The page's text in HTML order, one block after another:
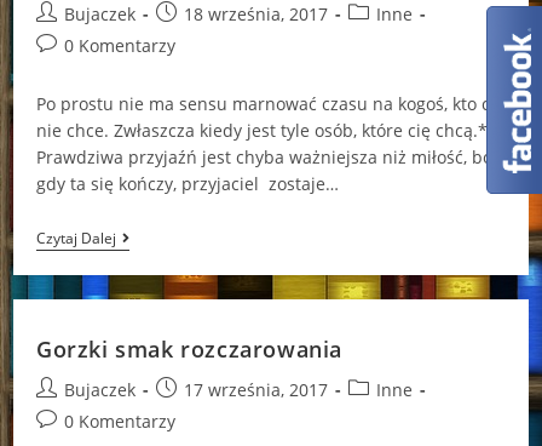
Post
author:
Bujaczek
Post
published:
18 września, 2017
PostInne
Post0 Komentarzy
Po prostu nie ma sensu marnować czasu na kogoś, kto cię
nie chce. Zwłaszcza kiedy jest tyle osób, które cię chcą.*
Prawdziwa przyjaźń jest chyba ważniejsza niż miłość, bo
gdy ta się kończy, przyjaciel zostaje…
Czytaj DalejWarto
Naprawiać
Błędy
Gorzki smak rozczarowania
Post
author:
Bujaczek
Post
published:
17 września, 2017
PostInne
Post0 Komentarzy